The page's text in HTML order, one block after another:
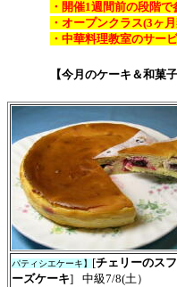
・開催1週間前の段階
・オープンクラス(3ヶ
・中華料理教室のサー
【今月のケーキ＆和菓
パティシエケーキ】 [チェリーのス
ーズケーキ]
中級7/8(土）